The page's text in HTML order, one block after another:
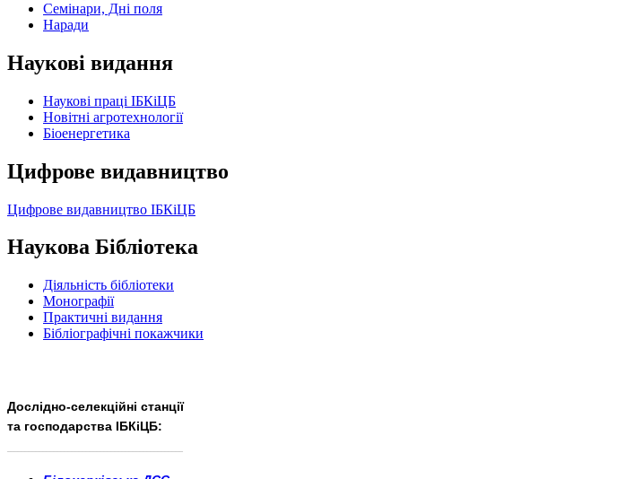
Семінари, Дні поля
Наради
Наукові видання
Наукові праці ІБКіЦБ
Новітні агротехнології
Бiоенергетика
Цифрове видавництво
Цифрове видавництво ІБКіЦБ
Наукова Бібліотека
Діяльність бібліотеки
Монографії
Практичні видання
Бібліографічні покажчики
Дослідно-селекційні станції
та господарства ІБКіЦБ: